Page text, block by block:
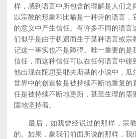
样，感到语言中所包含的理解是人们之
以宗教的形象和比喻是一种诗的语言，
的意义中产生信任。有许多不同的语言
们似乎是由于机遇而生于某种语言或宗
记这一事实也不是障碍。唯一重要的是
信任，而这种信任可以在任何语言中碰
他出现在陀思妥耶夫斯基的小说中，瓜
世界中的创造物是被持续不断地重复的
任是被持续不断地更新，甚至生理的需
固地坚持着。
最后，如我曾经说过的那样，宗教
的。如果，象我们前面所说的那样，我